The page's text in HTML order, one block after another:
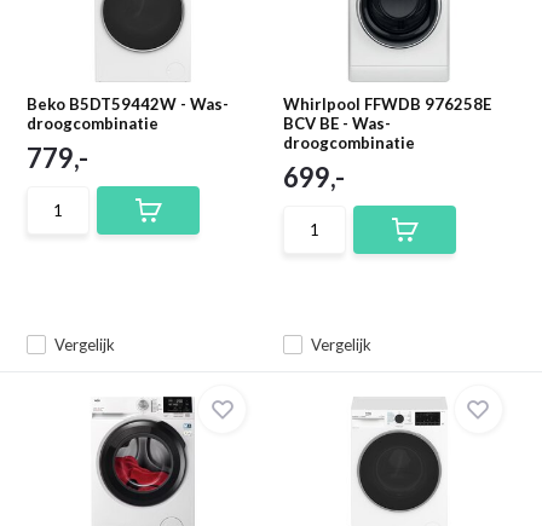
Beko B5DT59442W - Was-
droogcombinatie
Vergelijk
779,-
Whirlpool FFWDB 976258E
BCV BE - Was-
droogcombinatie
Vergelijk
699,-